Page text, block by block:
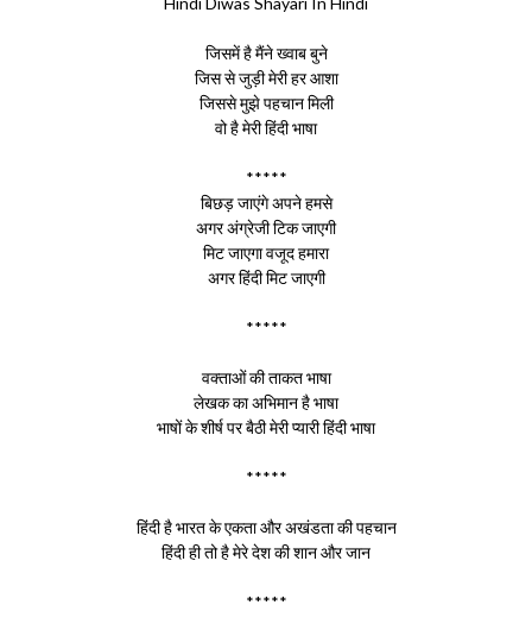
जिसमें है मैंने ख्वाब बुने
जिस से जुड़ी मेरी हर आशा
जिससे मुझे पहचान मिली
वो है मेरी हिंदी भाषा
*****
बिछड़ जाएंगे अपने हमसे
अगर अंग्रेजी टिक जाएगी
मिट जाएगा वजूद हमारा
अगर हिंदी मिट जाएगी
*****
वक्ताओं की ताकत भाषा
लेखक का अभिमान है भाषा
भाषों के शीर्ष पर बैठी मेरी प्यारी हिंदी भाषा
*****
हिंदी है भारत के एकता और अखंडता की पहचान
हिंदी ही तो है मेरे देश की शान और जान
*****